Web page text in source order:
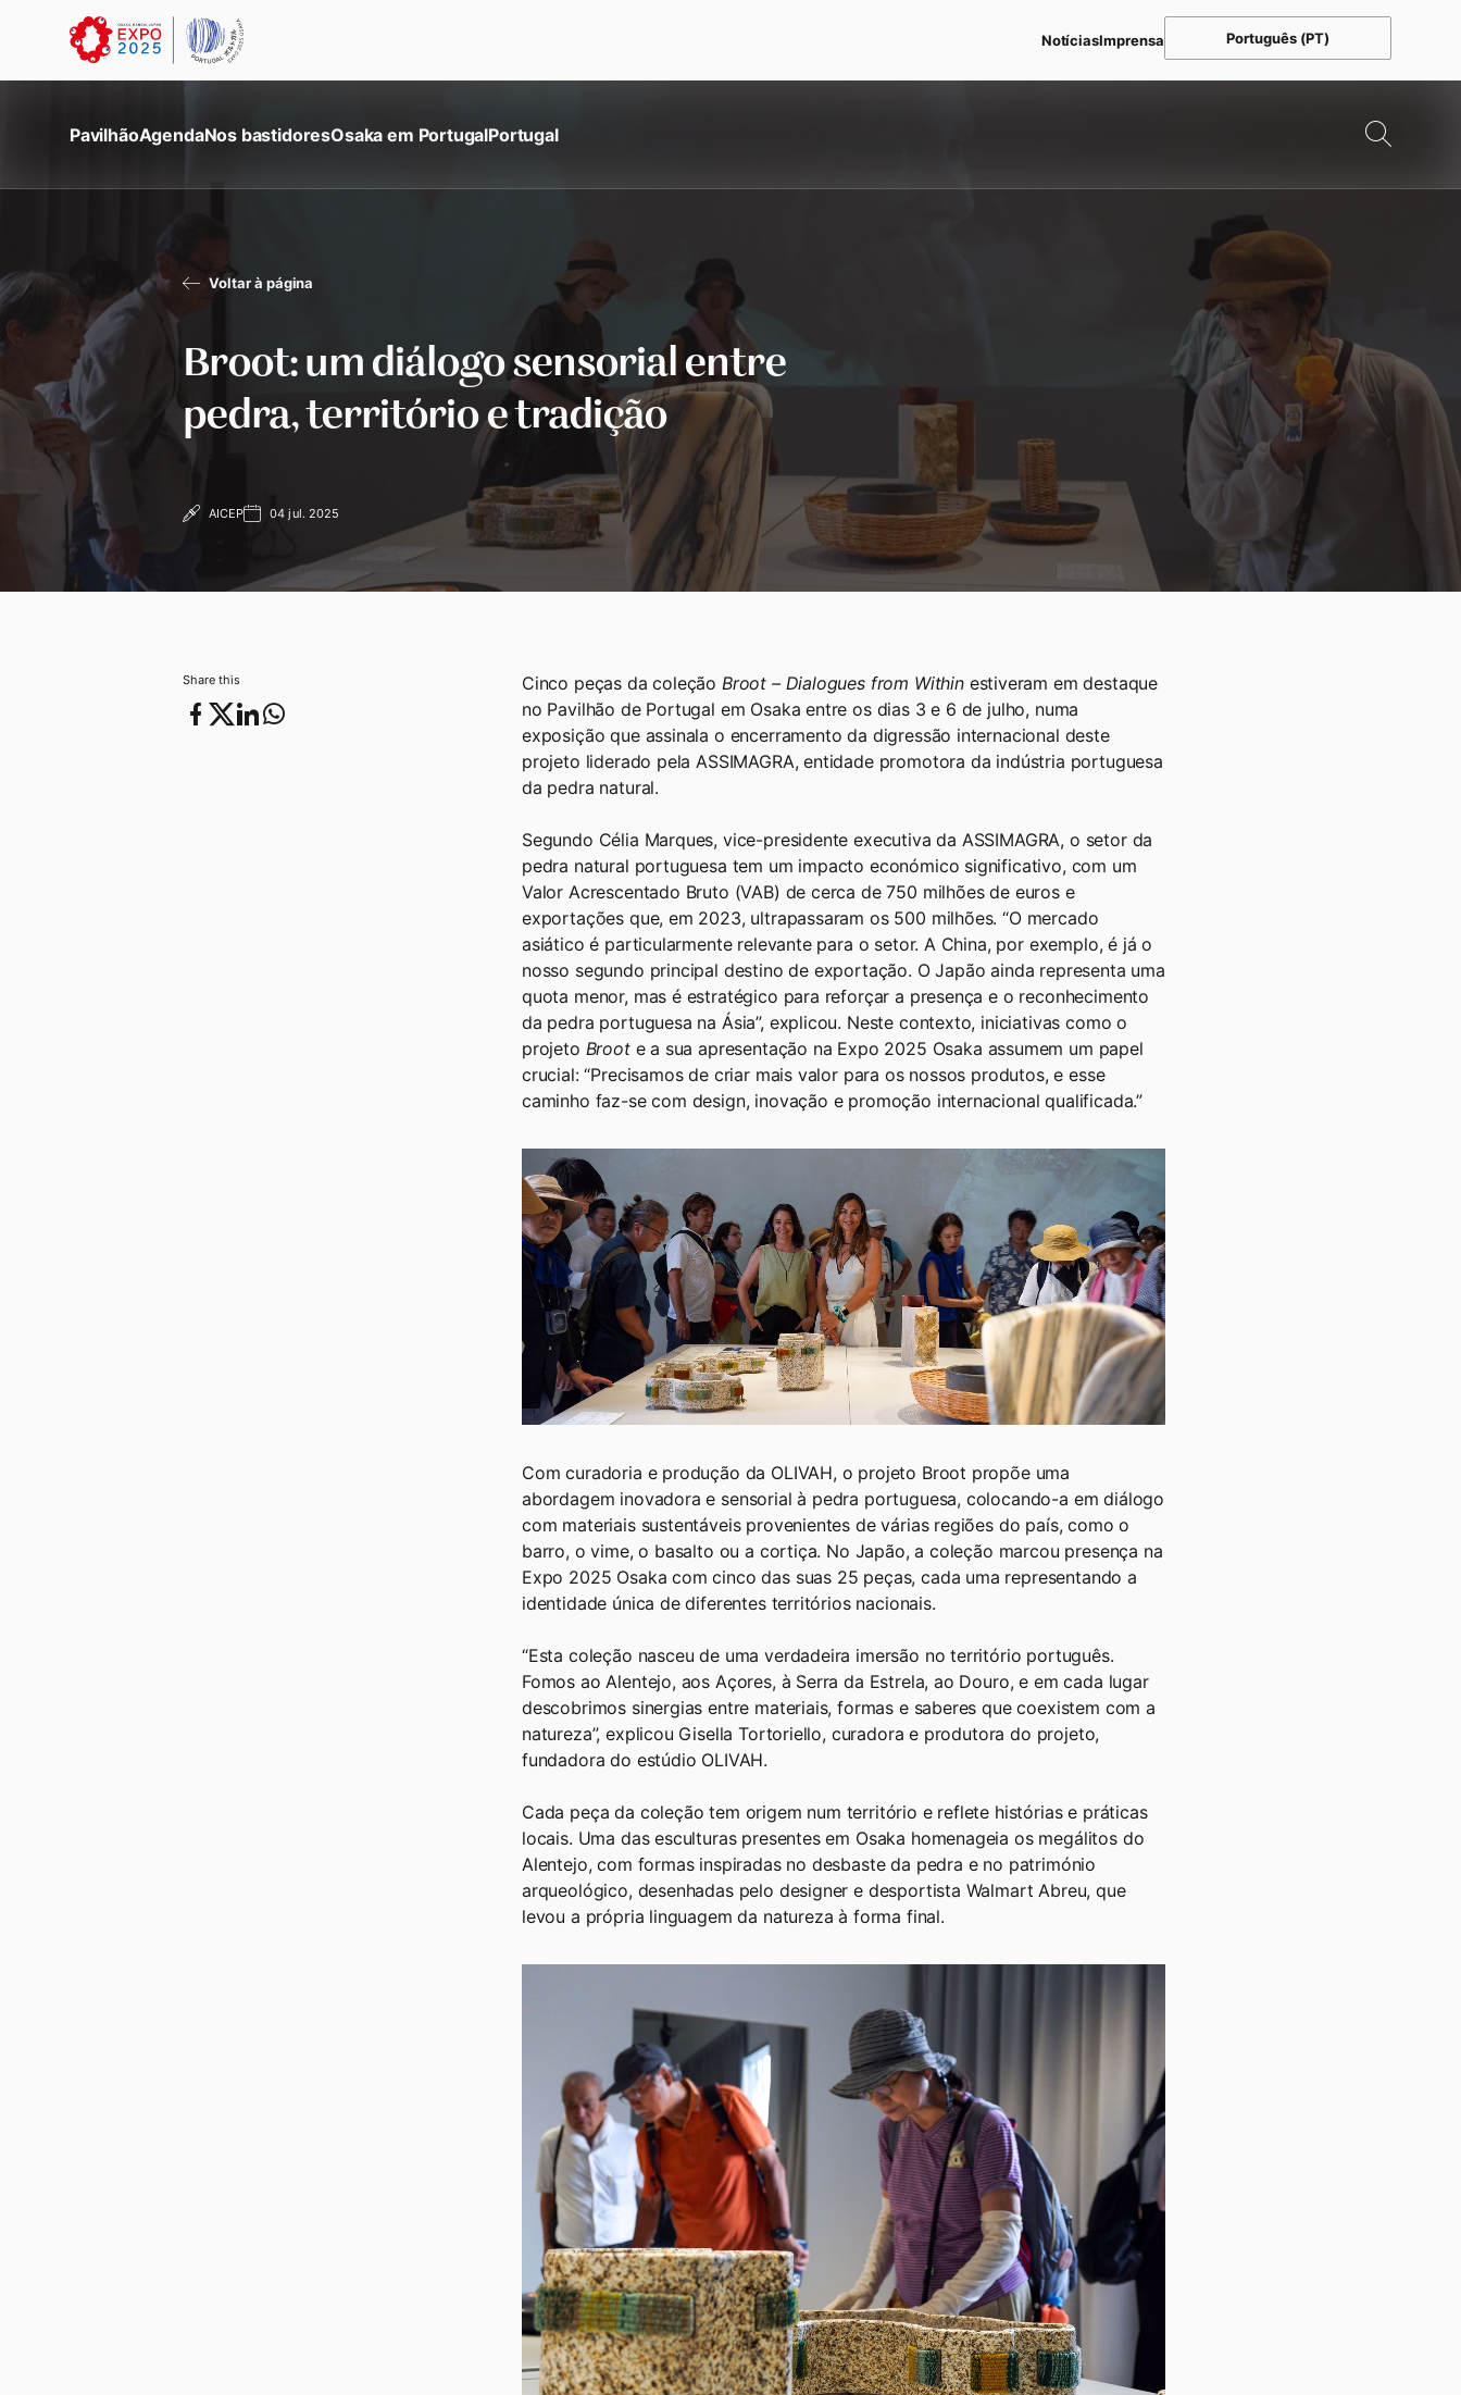
NotíciasImprensa Português (PT)
PavilhãoAgendaNos bastidoresOsaka em PortugalPortugal
Voltar à página
Broot: um diálogo sensorial entre
pedra, território e tradição
AICEP 04 jul. 2025
Share this Cinco peças da coleção Broot – Dialogues from Withinestiveram em destaque
no Pavilhão de Portugal em Osaka entre os dias 3 e 6 de julho, numa
exposição que assinala o encerramento da digressão internacional deste
projeto liderado pela ASSIMAGRA, entidade promotora da indústria portuguesa
da pedra natural.
Segundo Célia Marques, vice-presidente executiva da ASSIMAGRA, o setor da
pedra natural portuguesa tem um impacto económico significativo, com um
Valor Acrescentado Bruto (VAB) de cerca de 750 milhões de euros e
exportações que, em 2023, ultrapassaram os 500 milhões. “O mercado
asiático é particularmente relevante para o setor. A China, por exemplo, é já o
nosso segundo principal destino de exportação. O Japão ainda representa uma
quota menor, mas é estratégico para reforçar a presença e o reconhecimento
da pedra portuguesa na Ásia”, explicou. Neste contexto, iniciativas como o
projeto Broote a sua apresentação na Expo 2025 Osaka assumem um papel
crucial: “Precisamos de criar mais valor para os nossos produtos, e esse
caminho faz-se com design, inovação e promoção internacional qualificada.”
Com curadoria e produção da OLIVAH, o projeto Broot propõe uma
abordagem inovadora e sensorial à pedra portuguesa, colocando-a em diálogo
com materiais sustentáveis provenientes de várias regiões do país, como o
barro, o vime, o basalto ou a cortiça. No Japão, a coleção marcou presença na
Expo 2025 Osaka com cinco das suas 25 peças, cada uma representando a
identidade única de diferentes territórios nacionais.
“Esta coleção nasceu de uma verdadeira imersão no território português.
Fomos ao Alentejo, aos Açores, à Serra da Estrela, ao Douro, e em cada lugar
descobrimos sinergias entre materiais, formas e saberes que coexistem com a
natureza”, explicou Gisella Tortoriello, curadora e produtora do projeto,
fundadora do estúdio OLIVAH.
Cada peça da coleção tem origem num território e reflete histórias e práticas
locais. Uma das esculturas presentes em Osaka homenageia os megálitos do
Alentejo, com formas inspiradas no desbaste da pedra e no património
arqueológico, desenhadas pelo designer e desportista Walmart Abreu, que
levou a própria linguagem da natureza à forma final.